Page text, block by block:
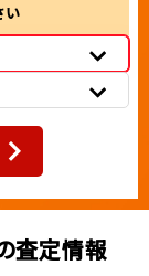
い
査定情報